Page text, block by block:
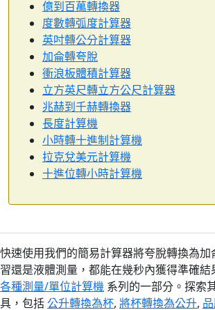
億到百萬轉換器
度數轉弧度計算器
英吋轉公分計算器
加侖轉夸脫
衝浪板體積計算器
立方英尺轉立方公尺計算器
兆赫到千赫轉換器
長度計算機
小時轉十進制計算機
拉克兌美元計算機
十進位轉小時計算機
快速使用我們的簡易計算器將夸脫轉換為
習還是液體測量，都能在幾秒內獲得準確結
各種測量/單位計算機 系列的一部分。探索
具，包括公升轉換為杯, 將杯轉換為公升,